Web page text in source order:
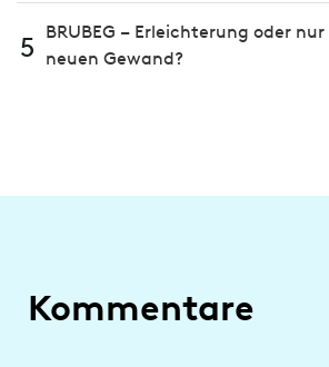
5
BRUBEG – Erleichterung oder
neuen Gewand?
Kommentare